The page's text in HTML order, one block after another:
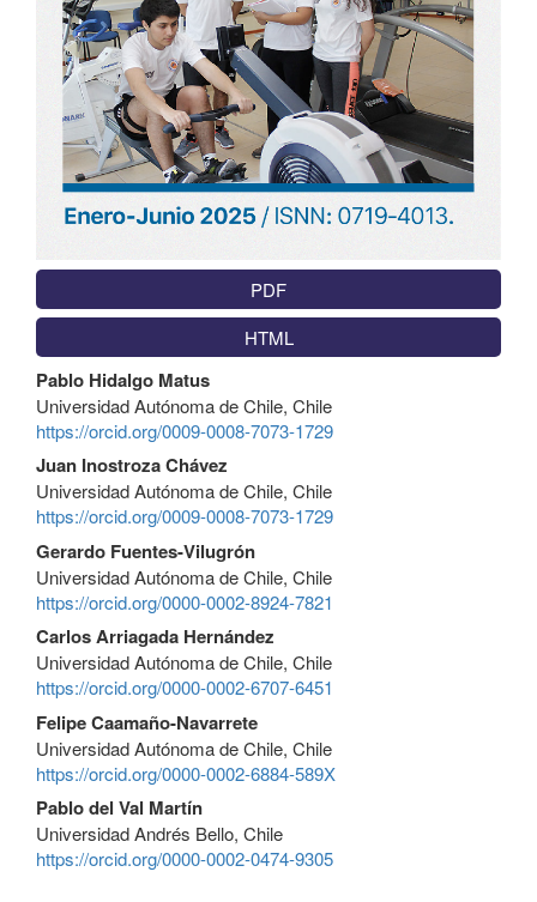
PDF
HTML
Contenido
principal
del
artículo
Pablo Hidalgo Matus
Universidad Autónoma de Chile, Chile
https://orcid.org/0009-0008-7073-1729
Juan Inostroza Chávez
Universidad Autónoma de Chile, Chile
https://orcid.org/0009-0008-7073-1729
Gerardo Fuentes-Vilugrón
Universidad Autónoma de Chile, Chile
https://orcid.org/0000-0002-8924-7821
Carlos Arriagada Hernández
Universidad Autónoma de Chile, Chile
https://orcid.org/0000-0002-6707-6451
Felipe Caamaño-Navarrete
Universidad Autónoma de Chile, Chile
https://orcid.org/0000-0002-6884-589X
Pablo del Val Martín
Universidad Andrés Bello, Chile
https://orcid.org/0000-0002-0474-9305